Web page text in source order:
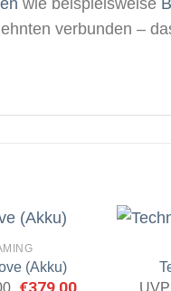
wie beispielsweise
verbunden –
(Akku)
Ursprünglicher
€379,00Aktueller